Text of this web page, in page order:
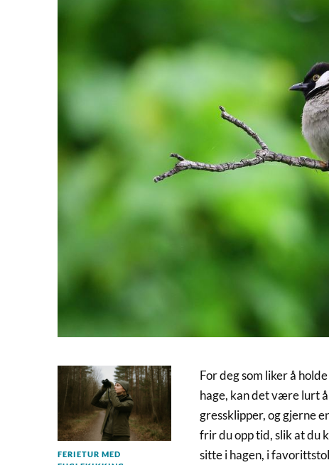
FERIETUR MED
For deg som liker å
hage, kan det være lurt
gressklipper, og gjerne
frir du opp tid, slik at du
sitte i hagen, i